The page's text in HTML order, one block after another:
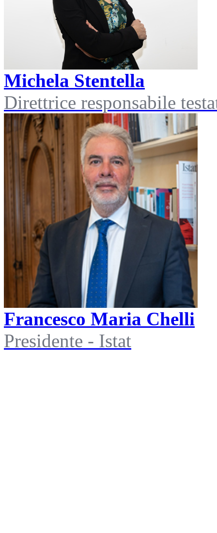
Michela Stentella
Direttrice responsabile
Francesco Maria Chelli
Presidente - Istat